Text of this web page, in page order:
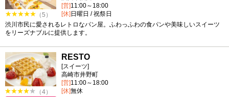
（5）
[営]11:00～18:00
[休] 日曜日 / 祝祭日
渋川市民に愛されるレトロなパン屋。ふわっふわの食パンや美味しいスイーツ
をリーズナブルに提供します。
（4）
RESTO
[スイーツ]
高崎市井野町
[営]11:00～18:00
[休]無休